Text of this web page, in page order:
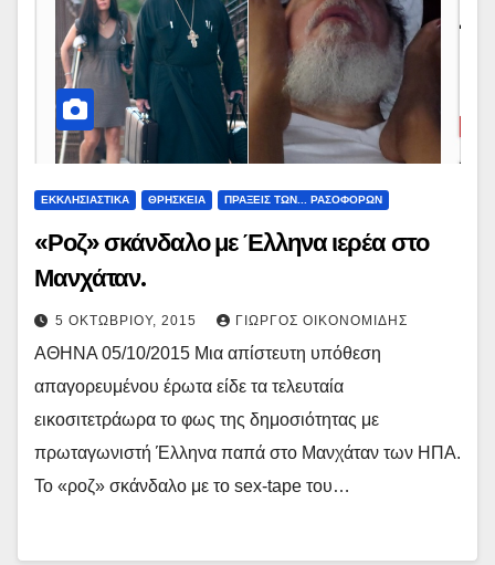
ΕΚΚΛΗΣΙΑΣΤΙΚΑ ΘΡΗΣΚΕΙΑ ΠΡΑΞΕΙΣ ΤΩΝ... ΡΑΣΟΦΟΡΩΝ
«Ροζ» σκάνδαλο με Έλληνα ιερέα στο
Μανχάταν.
5 ΟΚΤΩΒΡΊΟΥ, 2015 ΓΙΏΡΓΟΣ ΟΙΚΟΝΟΜΊΔΗΣ
ΑΘΗΝΑ 05/10/2015 Μια απίστευτη υπόθεση
απαγορευμένου έρωτα είδε τα τελευταία
εικοσιτετράωρα το φως της δημοσιότητας με
πρωταγωνιστή Έλληνα παπά στο Μανχάταν των ΗΠΑ.
Το «ροζ» σκάνδαλο με το sex-tape του…